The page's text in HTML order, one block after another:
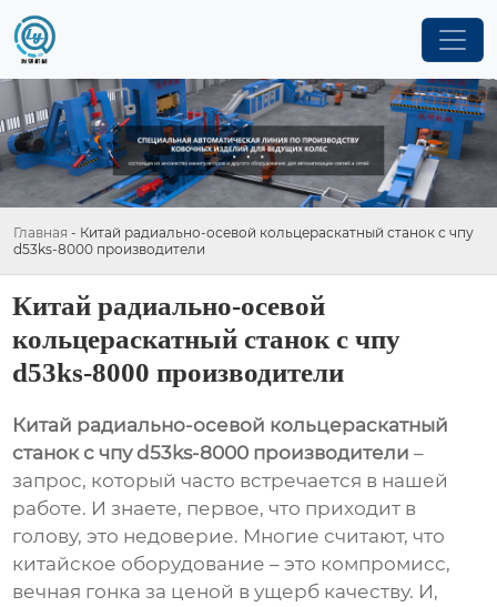
Главная - Китай радиально-осевой кольцераскатный станок с чпу
d53ks-8000 производители
Китай радиально-осевой
кольцераскатный станок с чпу
d53ks-8000 производители
Китай радиально-осевой кольцераскатный
станок с чпу d53ks-8000 производители –
запрос, который часто встречается в нашей
работе. И знаете, первое, что приходит в
голову, это недоверие. Многие считают, что
китайское оборудование – это компромисс,
вечная гонка за ценой в ущерб качеству. И,